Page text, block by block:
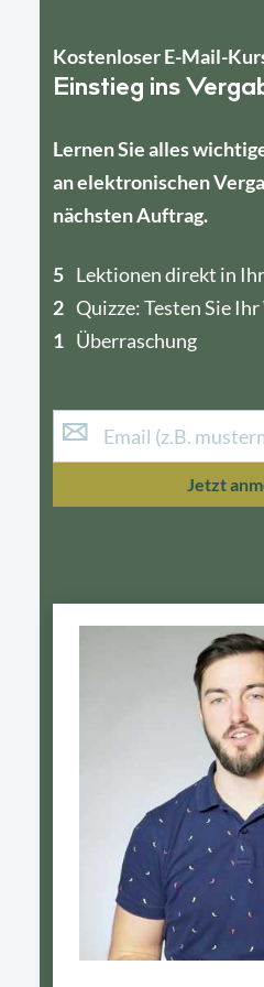
Kostenloser E-Mail-
Einstieg ins
Lernen Sie alles
an elektronischen
nächsten Auftrag.
5 Lektionen direkt in
2 Quizze: Testen Sie
1 Überraschung
4
1
Jetzt